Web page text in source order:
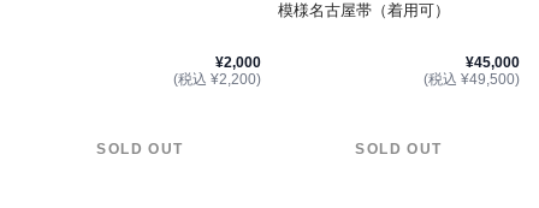
¥2,000
(税込 ¥2,200)
SOLD OUT
模様名古屋帯（着用可）
¥45,000
(税込 ¥49,500)
SOLD OUT